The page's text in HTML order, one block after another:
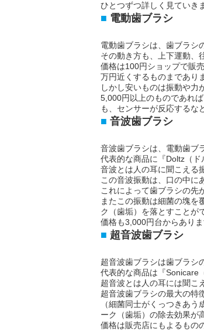
ひとつずつ詳しく見ていき
電動歯ブラシ
電動歯ブラシは、歯ブラシ
その動き方も、上下運動、
価格は100円ショップで販
万円近くするものまであり
しかし安いものは振動や力
5,000円以上のものであれ
も、センサーが反応するな
音波歯ブラシ
音波歯ブラシは、電動歯ブ
代表的な商品に『Doltz（
音波とは人の耳に聞こえる
この音波振動は、口の中に
これによって歯ブラシの先
またこの振動は細菌の塊を
ク（歯垢）を落とすことが
価格も3,000円台からあり
超音波歯ブラシ
超音波歯ブラシは歯ブラシ
代表的な商品は『Sonicare
超音波とは人の耳には聞こ
超音波歯ブラシの最大の特
（細菌同士がくっつきあ
ーク（歯垢）の除去効果が
価格は販売店にもよるもの